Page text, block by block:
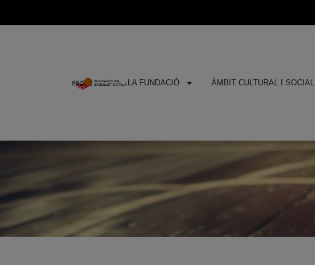
LA FUNDACIÓ ÀMBIT CULTURAL I SOCIAL